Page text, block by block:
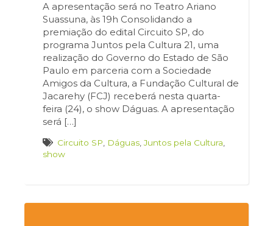
A apresentação será no Teatro Ariano
Suassuna, às 19h Consolidando a
premiação do edital Circuito SP, do
programa Juntos pela Cultura 21, uma
realização do Governo do Estado de São
Paulo em parceria com a Sociedade
Amigos da Cultura, a Fundação Cultural de
Jacarehy (FCJ) receberá nesta quarta-
feira (24), o show Dáguas. A apresentação
será […]
Circuito SP Dáguas ,Juntos pela Cultura
show